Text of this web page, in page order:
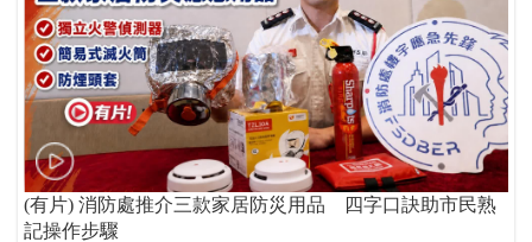
(有片) 消防處推介三款家居防災用品 四字口訣助市民熟
記操作步驟